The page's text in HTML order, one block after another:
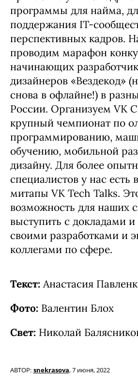
программы для найма,
поддержания IT-
перспективных кадров.
проводим марафон
начинающих
дизайнеров «Вездекод»
снова в офлайне!) в
России. Организуем VK
крупный чемпионат по
программированию,
обучению, мобильной
дизайну. Для более
специалистов у нас есть
митапы VK Tech Talks.
возможность для наших
выступить с докладами и
своими разработками и
коллегами по сфере.
Текст: Анастасия
Фото: Валентин Блох
Свет: Николай
АВТОР: snekrasova,7 июня, 2022